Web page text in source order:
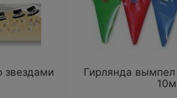
звездами
Гирлянда вымпел
10м